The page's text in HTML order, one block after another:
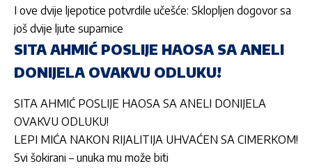
I ove dvije ljepotice potvrdile učešće: Sklopljen dogovor sa
još dvije ljute suparnice
SITA AHMIĆ POSLIJE HAOSA SA ANELI
DONIJELA OVAKVU ODLUKU!
SITA AHMIĆ POSLIJE HAOSA SA ANELI DONIJELA
OVAKVU ODLUKU!
LEPI MIĆA NAKON RIJALITIJA UHVAĆEN SA CIMERKOM!
Svi šokirani – unuka mu može biti